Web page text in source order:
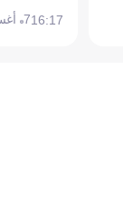
16:177 أغسطس 2026